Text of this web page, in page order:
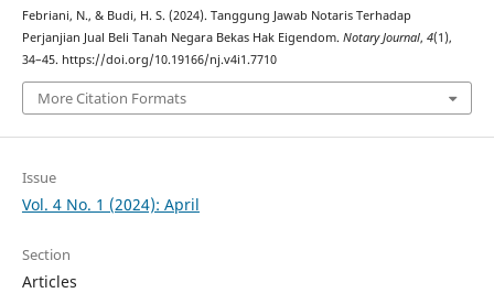
Febriani, N., & Budi, H. S. (2024). Tanggung Jawab Notaris Terhadap
Perjanjian Jual Beli Tanah Negara Bekas Hak Eigendom. Notary Journal, 4(1),
34–45. https://doi.org/10.19166/nj.v4i1.7710
More Citation Formats
Issue
Vol. 4 No. 1 (2024): April
Section
Articles